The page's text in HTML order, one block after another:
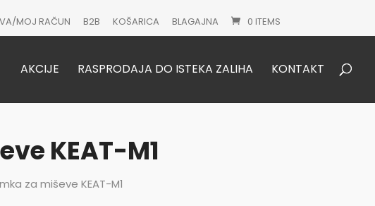
MOJ RAČUN B2B KOŠARICA BLAGAJNA 0 ITEMS
AKCIJE RASPRODAJA DO ISTEKA ZALIHA KONTAKT
Products
KEAT-M1
za miševe KEAT-M1